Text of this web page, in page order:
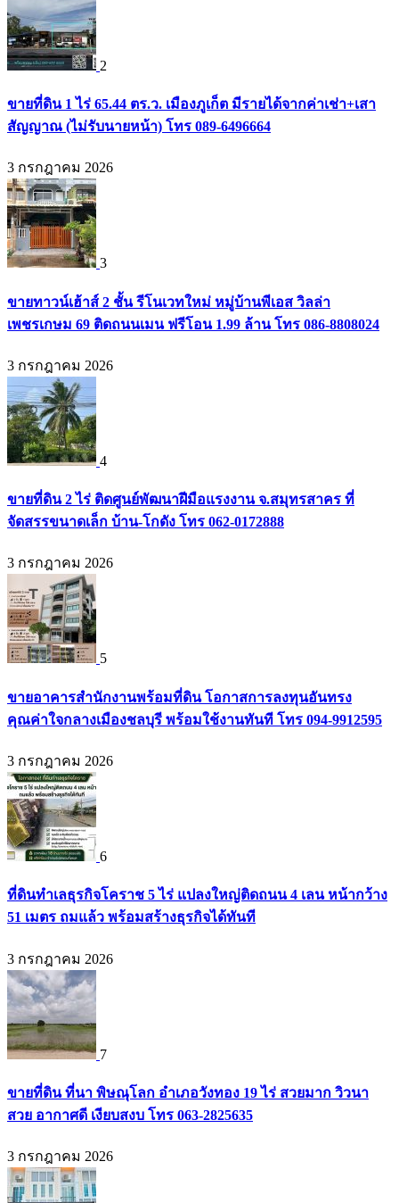
2
ขายที่ดิน 1 ไร่ 65.44 ตร.ว. เมืองภูเก็ต มีรายได้จากค่าเช่า+เสา
สัญญาณ (ไม่รับนายหน้า) โทร 089-6496664
3 กรกฎาคม 2026
3
ขายทาวน์เฮ้าส์ 2 ชั้น รีโนเวทใหม่ หมู่บ้านพีเอส วิลล่า
เพชรเกษม 69 ติดถนนเมน ฟรีโอน 1.99 ล้าน โทร 086-8808024
3 กรกฎาคม 2026
4
ขายที่ดิน 2 ไร่ ติดศูนย์พัฒนาฝีมือแรงงาน จ.สมุทรสาคร ที่
จัดสรรขนาดเล็ก บ้าน-โกดัง โทร 062-0172888
3 กรกฎาคม 2026
5
ขายอาคารสำนักงานพร้อมที่ดิน โอกาสการลงทุนอันทรง
คุณค่าใจกลางเมืองชลบุรี พร้อมใช้งานทันที โทร 094-9912595
3 กรกฎาคม 2026
6
ที่ดินทำเลธุรกิจโคราช 5 ไร่ แปลงใหญ่ติดถนน 4 เลน หน้ากว้าง
51 เมตร ถมแล้ว พร้อมสร้างธุรกิจได้ทันที
3 กรกฎาคม 2026
7
ขายที่ดิน ที่นา พิษณุโลก อำเภอวังทอง 19 ไร่ สวยมาก วิวนา
สวย อากาศดี เงียบสงบ โทร 063-2825635
3 กรกฎาคม 2026